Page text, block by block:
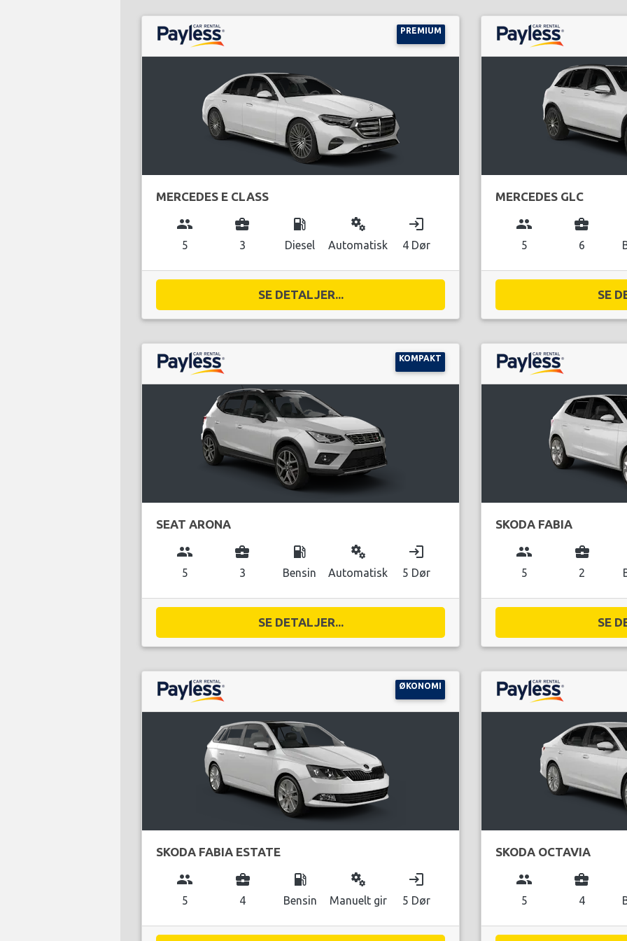
PREMIUM
MERCEDES E CLASS
group
5
business_center
3
local_gas_station
Diesel
miscellaneous_services
Automatisk
login
4 Dør
SE DETALJER...
MERCEDES GLC
group
5
business_center
6
SE
KOMPAKT
SEAT ARONA
group
5
business_center
3
local_gas_station
Bensin
miscellaneous_services
Automatisk
login
5 Dør
SE DETALJER...
SKODA FABIA
group
5
business_center
2
SE
ØKONOMI
SKODA FABIA ESTATE
group
5
business_center
4
local_gas_station
Bensin
miscellaneous_services
Manuelt gir
login
5 Dør
SKODA OCTAVIA
group
5
business_center
4